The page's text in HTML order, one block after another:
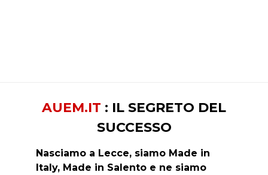
AUEM.IT : IL SEGRETO DEL
SUCCESSO
Nasciamo a Lecce, siamo Made in
Italy, Made in Salento e ne siamo